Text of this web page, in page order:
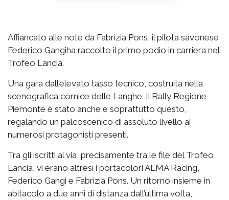
Affiancato alle note da Fabrizia Pons, il pilota savonese
Federico Gangiha raccolto il primo podio in carriera nel
Trofeo Lancia.
Una gara dall’elevato tasso tecnico, costruita nella
scenografica cornice delle Langhe. Il Rally Regione
Piemonte è stato anche e soprattutto questo,
regalando un palcoscenico di assoluto livello ai
numerosi protagonisti presenti.
Tra gli iscritti al via, precisamente tra le file del Trofeo
Lancia, vi erano altresì i portacolori ALMA Racing,
Federico Gangi e Fabrizia Pons. Un ritorno insieme in
abitacolo a due anni di distanza dall’ultima volta,